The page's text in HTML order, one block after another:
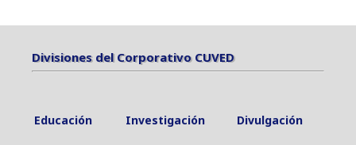
Divisiones del Corporativo CUVED
Divisiones del Corporativo CUVED
Educación Investigación Divulgación